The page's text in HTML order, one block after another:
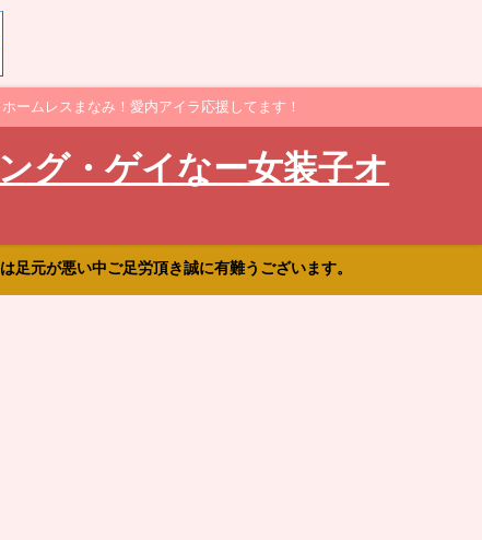
ームレスまなみ！愛内アイラ応援してます！
グ・ゲイなー女装子オ
元が悪い中ご足労頂き誠に有難うございます。